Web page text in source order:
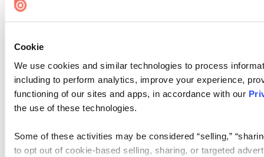
Cookie
We use cookies and similar technologies to process
including to perform analytics, improve your experience,
functioning of our sites and apps, in accordance with our
the use of these technologies.
Some of these activities may be considered “selling,”
to opt out of cookie-based selling, sharing, or targeted